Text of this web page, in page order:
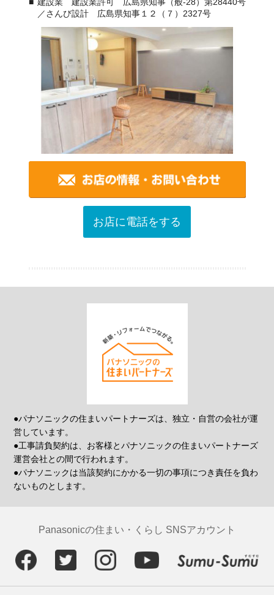
／さんび設計 広島県知事１２（７）2327号
お店に電話をする
●パナソニックの住まいパートナーズは、独立・自営の会社が運
営しています。
●工事請負契約は、お客様とパナソニックの住まいパートナーズ
運営会社との間で行われます。
●パナソニックは当該契約にかかる一切の事項につき責任を負わ
ないものとします。
Panasonicの住まい・くらし SNSアカウント